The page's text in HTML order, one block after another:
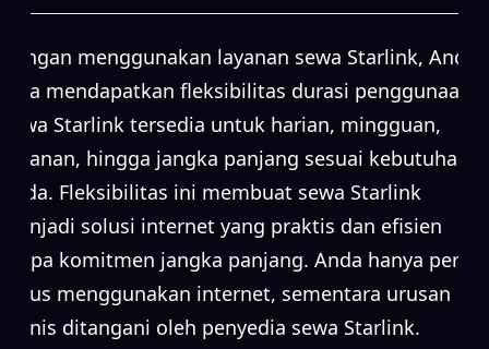
Dengan menggunakan layanan sewa Starlink, Anda
juga mendapatkan fleksibilitas durasi penggunaan.
Sewa Starlink tersedia untuk harian, mingguan,
bulanan, hingga jangka panjang sesuai kebutuhan
Anda. Fleksibilitas ini membuat sewa Starlink
menjadi solusi internet yang praktis dan efisien
tanpa komitmen jangka panjang. Anda hanya perlu
fokus menggunakan internet, sementara urusan
teknis ditangani oleh penyedia sewa Starlink.